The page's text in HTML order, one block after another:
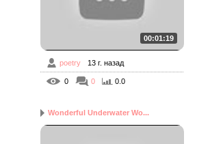
00:01:19
poetry 13 г. назад
0 0 0.0
Wonderful Underwater Wo...